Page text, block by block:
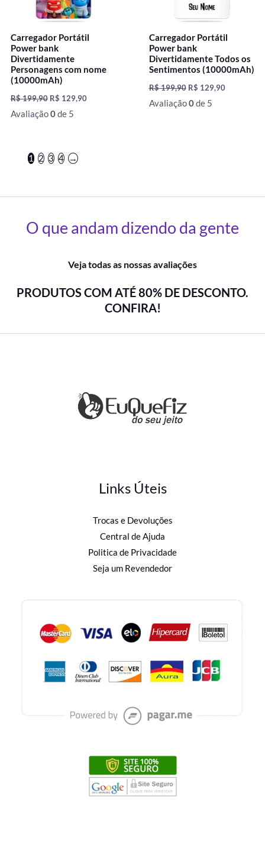
Carregador Portátil
Power bank
Divertidamente
Personagens com nome
(10000mAh)
R$199,90 R$ 129,90
Avaliação0de 5
Carregador Portátil
Power bank
Divertidamente Todos os
Sentimentos (10000mAh)
R$199,90 R$ 129,90
Avaliação0de 5
1 2 3 4 →
O que andam dizendo da gente
Veja todas as nossas avaliações
PRODUTOS COM ATÉ 80% DE DESCONTO.
CONFIRA!
Links Úteis
Trocas e Devoluções
Central de Ajuda
Politica de Privacidade
Seja um Revendedor